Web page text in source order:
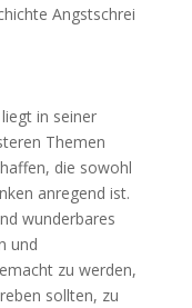
Angstschrei
in seiner
Themen
die sowohl
anregend ist.
wunderbares
und
zu werden,
sollten, zu